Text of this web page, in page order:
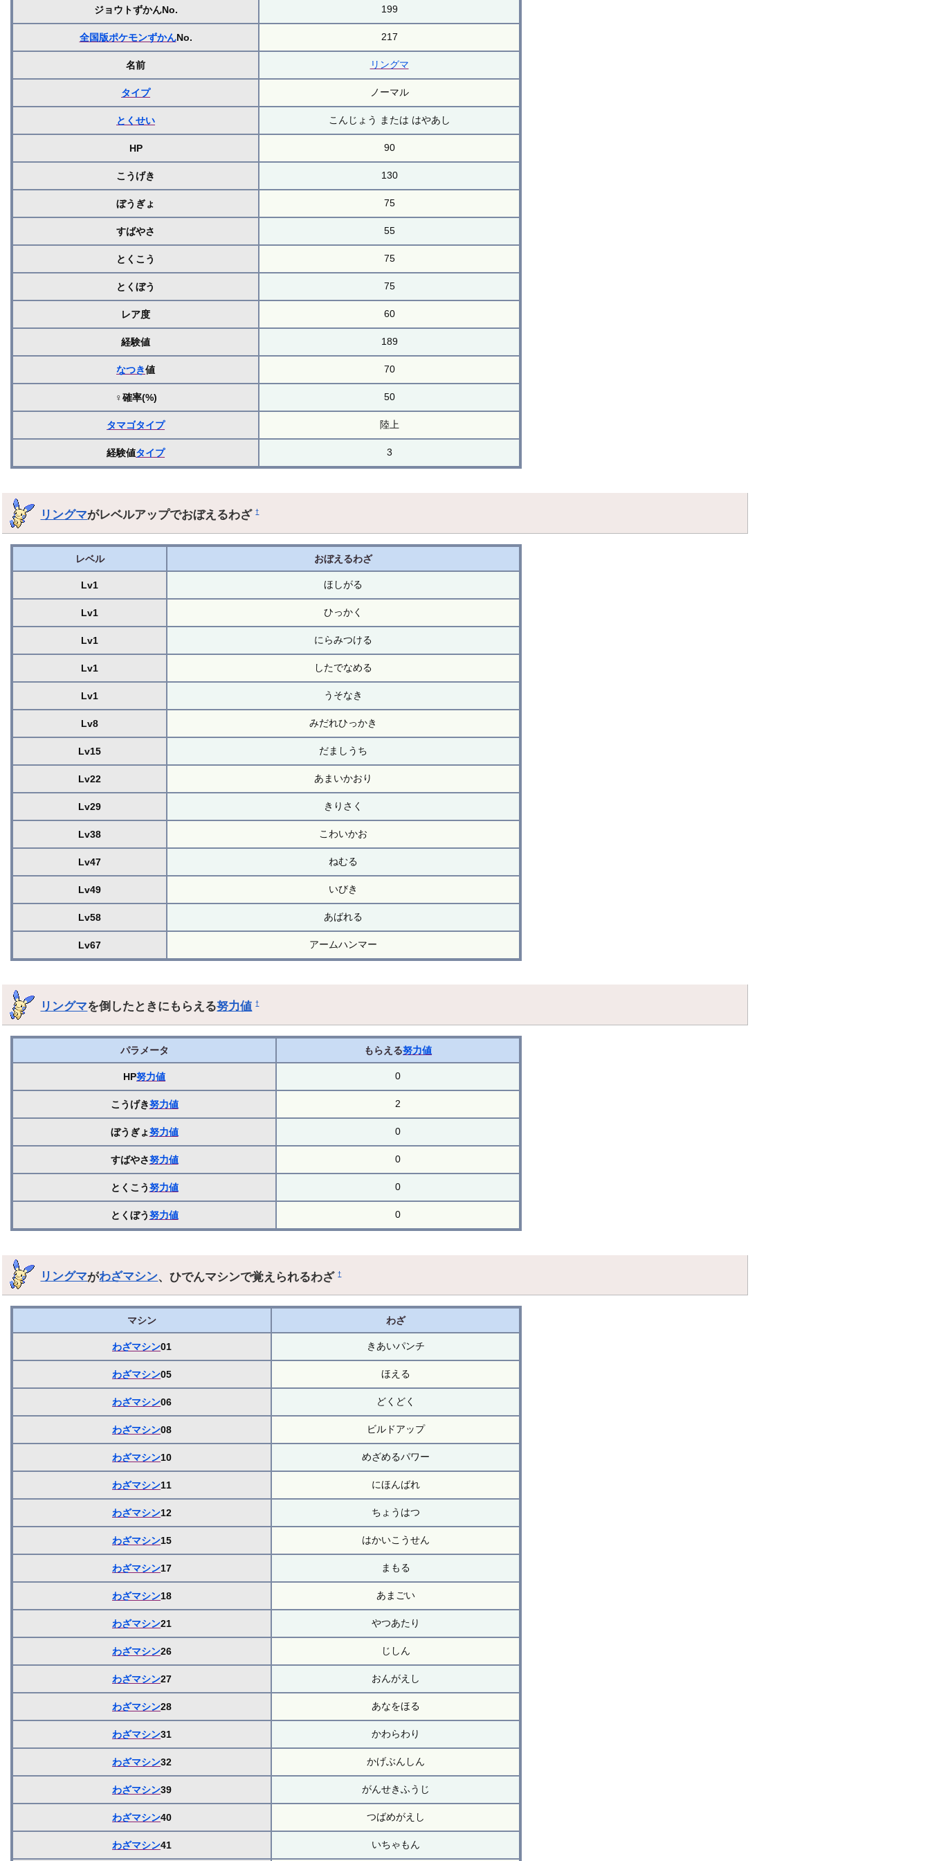
ジョウトずかんNo. 199
全国版ポケモンずかんNo. 217
名前 リングマ
タイプ ノーマル
とくせい こんじょう または はやあし
HP 90
こうげき 130
ぼうぎょ 75
すばやさ 55
とくこう 75
とくぼう 75
レア度 60
経験値 189
なつき値 70
♀確率(%) 50
タマゴタイプ 陸上
経験値タイプ 3
リングマがレベルアップでおぼえるわざ†
レベル おぼえるわざ
Lv1 ほしがる
Lv1 ひっかく
Lv1 にらみつける
Lv1 したでなめる
Lv1 うそなき
Lv8 みだれひっかき
Lv15 だましうち
Lv22 あまいかおり
Lv29 きりさく
Lv38 こわいかお
Lv47 ねむる
Lv49 いびき
Lv58 あばれる
Lv67 アームハンマー
リングマを倒したときにもらえる努力値 †
パラメータ もらえる努力値
HP努力値 0
こうげき努力値 2
ぼうぎょ努力値 0
すばやさ努力値 0
とくこう努力値 0
とくぼう努力値 0
リングマがわざマシン、ひでんマシンで覚えられるわざ†
マシン わざ
わざマシン01 きあいパンチ
わざマシン05 ほえる
わざマシン06 どくどく
わざマシン08 ビルドアップ
わざマシン10 めざめるパワー
わざマシン11 にほんばれ
わざマシン12 ちょうはつ
わざマシン15 はかいこうせん
わざマシン17 まもる
わざマシン18 あまごい
わざマシン21 やつあたり
わざマシン26 じしん
わざマシン27 おんがえし
わざマシン28 あなをほる
わざマシン31 かわらわり
わざマシン32 かげぶんしん
わざマシン39 がんせきふうじ
わざマシン40 つばめがえし
わざマシン41 いちゃもん